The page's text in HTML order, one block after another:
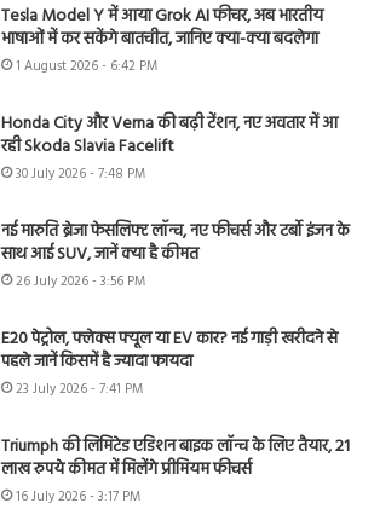
Tesla Model Y में आया Grok AI फीचर, अब भारतीय
भाषाओं में कर सकेंगे बातचीत, जानिए क्या-क्या बदलेगा
1 August 2026 - 6:42 PM
Honda City और Verna की बढ़ी टेंशन, नए अवतार में आ
रही Skoda Slavia Facelift
30 July 2026 - 7:48 PM
नई मारुति ब्रेजा फेसलिफ्ट लॉन्च, नए फीचर्स और टर्बो इंजन के
साथ आई SUV, जानें क्या है कीमत
26 July 2026 - 3:56 PM
E20 पेट्रोल, फ्लेक्स फ्यूल या EV कार? नई गाड़ी खरीदने से
पहले जानें किसमें है ज्यादा फायदा
23 July 2026 - 7:41 PM
Triumph की लिमिटेड एडिशन बाइक लॉन्च के लिए तैयार, 21
लाख रुपये कीमत में मिलेंगे प्रीमियम फीचर्स
16 July 2026 - 3:17 PM